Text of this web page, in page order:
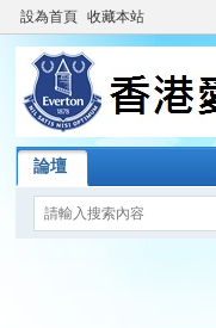
設為首頁 收藏本站
論壇